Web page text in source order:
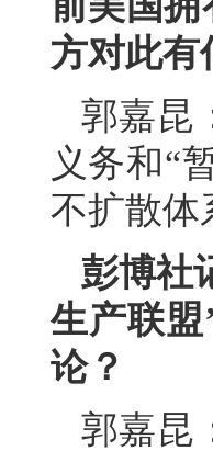
方对此有
郭嘉昆
义务和“
不扩散体
彭博社
生产联
论？
郭嘉昆